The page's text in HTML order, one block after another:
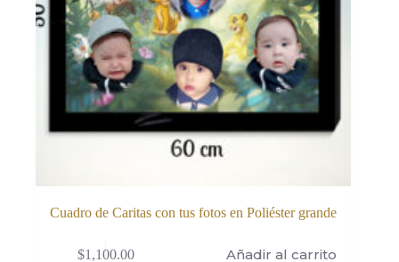
Cuadro de Caritas con tus fotos en Poliéster grande
$1,100.00 Añadir al carrito